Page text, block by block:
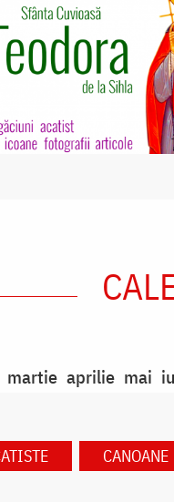
martie aprilie mai
CANOANE